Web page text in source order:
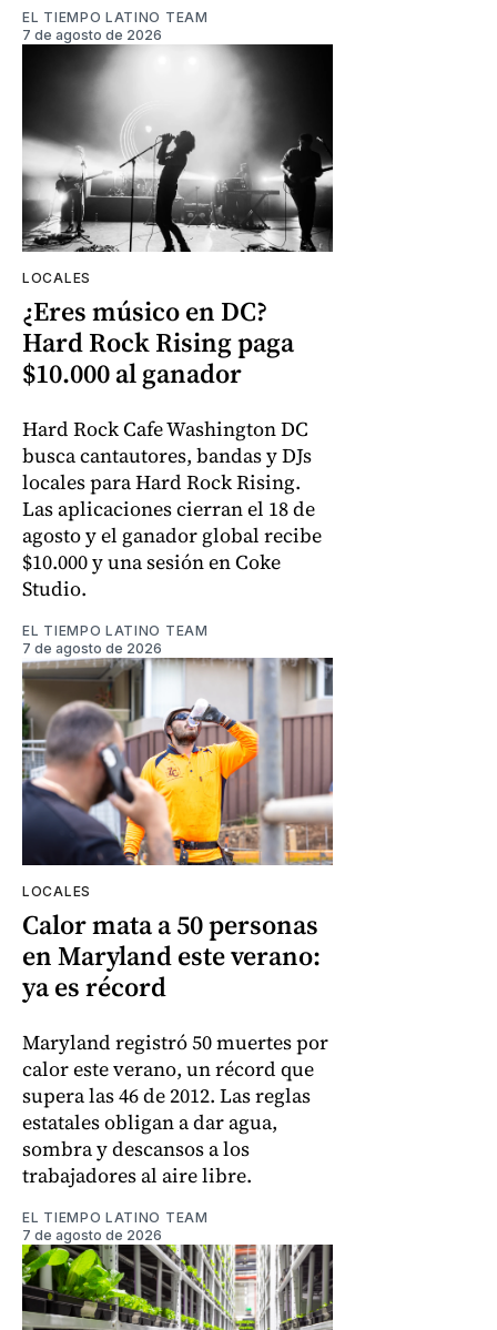
EL TIEMPO LATINO TEAM
7 de agosto de 2026
LOCALES
¿Eres músico en DC?
Hard Rock Rising paga
$10.000 al ganador
Hard Rock Cafe Washington DC
busca cantautores, bandas y DJs
locales para Hard Rock Rising.
Las aplicaciones cierran el 18 de
agosto y el ganador global recibe
$10.000 y una sesión en Coke
Studio.
EL TIEMPO LATINO TEAM
7 de agosto de 2026
LOCALES
Calor mata a 50 personas
en Maryland este verano:
ya es récord
Maryland registró 50 muertes por
calor este verano, un récord que
supera las 46 de 2012. Las reglas
estatales obligan a dar agua,
sombra y descansos a los
trabajadores al aire libre.
EL TIEMPO LATINO TEAM
7 de agosto de 2026